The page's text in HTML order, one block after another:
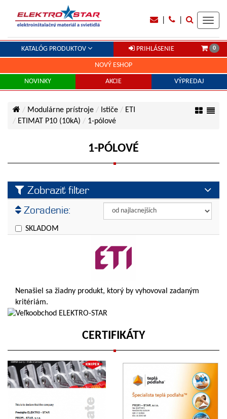
KATALÓG PRODUKTOV PRIHLÁSENIE 0
NOVÝ ESHOP
NOVINKY AKCIE VÝPREDAJ
Modulárne prístroje Ističe
ETI
ETIMAT P10 (10kA)
1-pólové
1-PÓLOVÉ
Zobraziť filter
Cena Cena od:
Cena do:
Zoradenie:
SKLADOM
Nenašiel sa žiadny produkt, ktorý by vyhovoval zadaným
kritériám.
CERTIFIKÁTY